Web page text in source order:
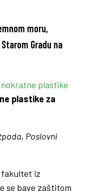
moru,
Gradu na
plastike
plastike za
Poslovni
fakultet iz
se bave zaštitom